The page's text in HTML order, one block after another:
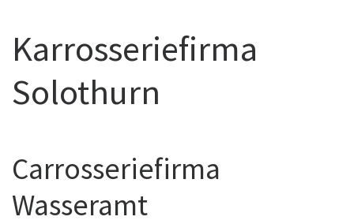
Karrosseriefirma
Solothurn
Carrosseriefirma
Wasseramt